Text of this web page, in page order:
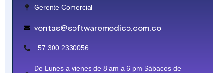
Gerente Comercial
ventas@softwaremedico.com.co
+57 300 2330056
De Lunes a vienes de 8 am a 6 pm Sábados de